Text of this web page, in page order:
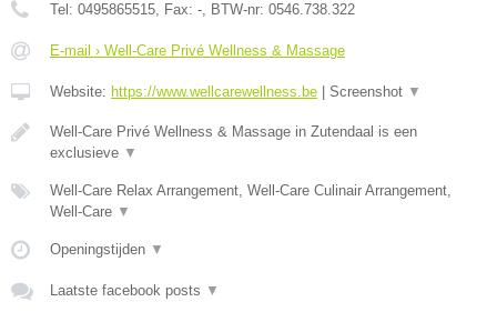
Tel: 0495865515, Fax: -, BTW-nr: 0546.738.322
E-mail › Well-Care Privé Wellness & Massage
Website: https://www.wellcarewellness.be Screenshot ▼
Well-Care Privé Wellness & Massage in Zutendaal is een
exclusieve ▼
Well-Care Relax Arrangement, Well-Care Culinair Arrangement,
Well-Care ▼
Openingstijden ▼
Laatste facebook posts ▼